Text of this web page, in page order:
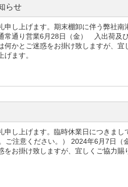
らせ
申し上げます。期末棚卸に伴う弊社
通り営業6月28日（金） 入出荷及
何かとご迷惑をお掛け致しますが、
ます。
申し上げます。臨時休業日につきま
ご注意ください。） 2024年6月7日
をお掛け致しますが、宜しくご協力